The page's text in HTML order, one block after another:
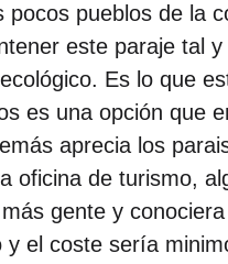
pocos pueblos de la
este paraje tal
Es lo que
es una opción que
aprecia los
oficina de turismo,
gente y
y el coste sería